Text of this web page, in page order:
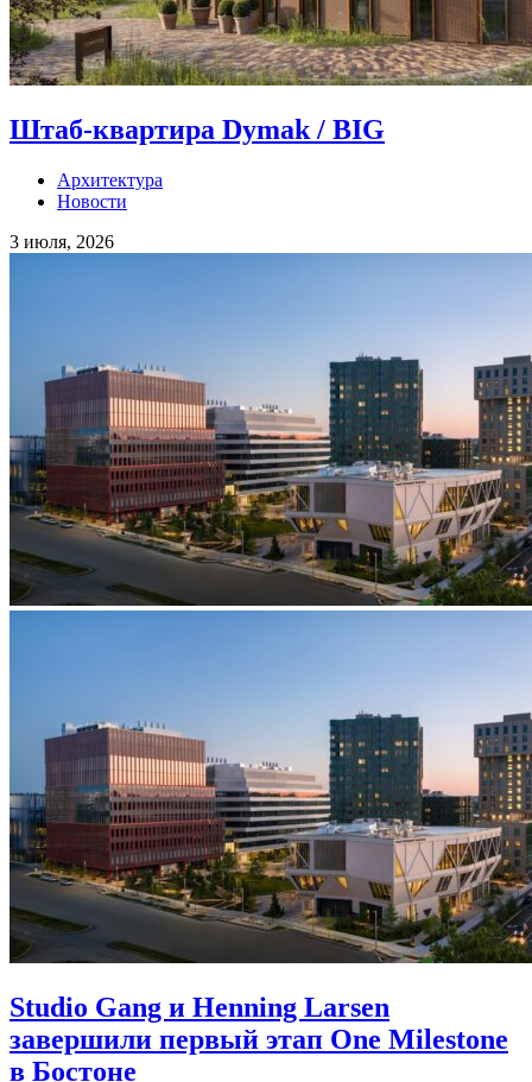
Штаб-квартира Dymak / BIG
Архитектура
Новости
3 июля, 2026
Studio Gang и Henning Larsen
завершили первый этап One Milestone
в Бостоне